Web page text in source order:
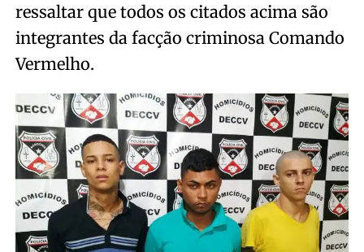
ressaltar que todos os citados acima são
integrantes da facção criminosa Comando
Vermelho.